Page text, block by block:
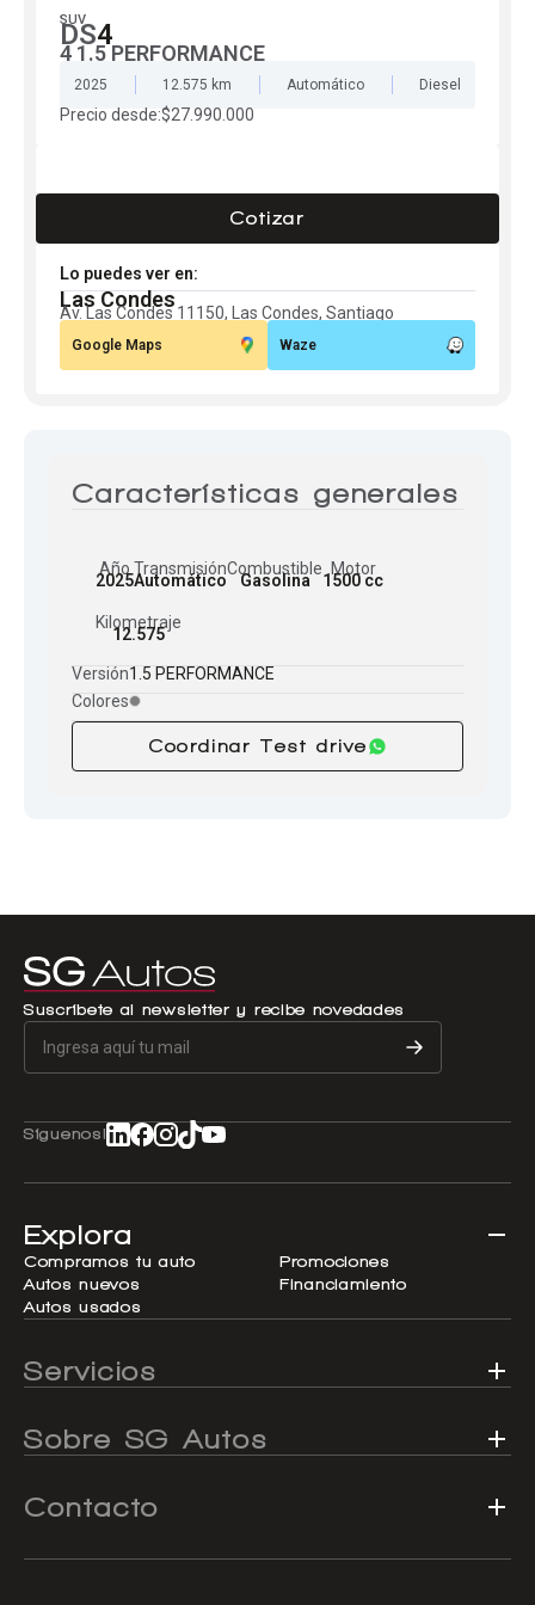
Centro de ayuda
Ver todo autos nuevos
Doble cabina
SUV
DS4
4 1.5 PERFORMANCE
2025 12.575 km Automático Diesel
Precio desde:$27.990.000
Cotizar
Lo puedes ver en:
Las Condes
Av. Las Condes 11150, Las Condes, Santiago
Google Maps Waze
Características generales
Año
2025
Transmisión
Automático
Combustible
Gasolina
Motor
1500 cc
Kilometraje
12.575
Versión1.5 PERFORMANCE
Colores
Coordinar Test drive
Suscríbete al newsletter y recibe novedades
Síguenos!
Explora
Compramos tu auto
Autos nuevos
Autos usados
Promociones
Financiamiento
Servicios
Sobre SG Autos
Contacto